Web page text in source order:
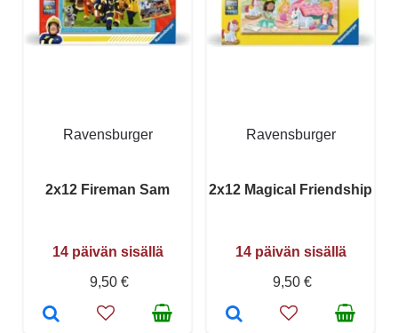
Ravensburger
2x12 Fireman Sam
14 päivän sisällä
9,50 €
Ravensburger
2x12 Magical Friendship
14 päivän sisällä
9,50 €